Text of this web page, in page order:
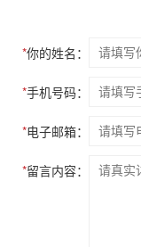
*你的姓名：
*手机号码：
*电子邮箱：
*留言内容：